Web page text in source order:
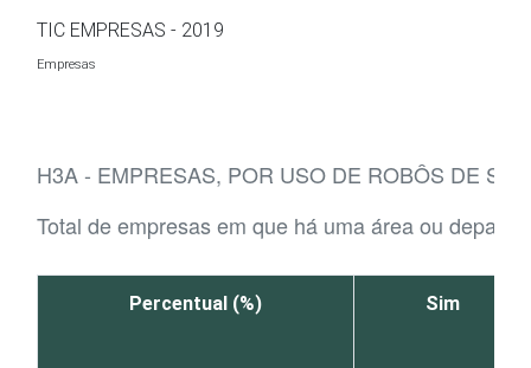
TIC EMPRESAS - 2019
Empresas
H3A - EMPRESAS, POR USO DE ROBÔS DE
Total de empresas em que há uma área ou
Percentual (%) Sim